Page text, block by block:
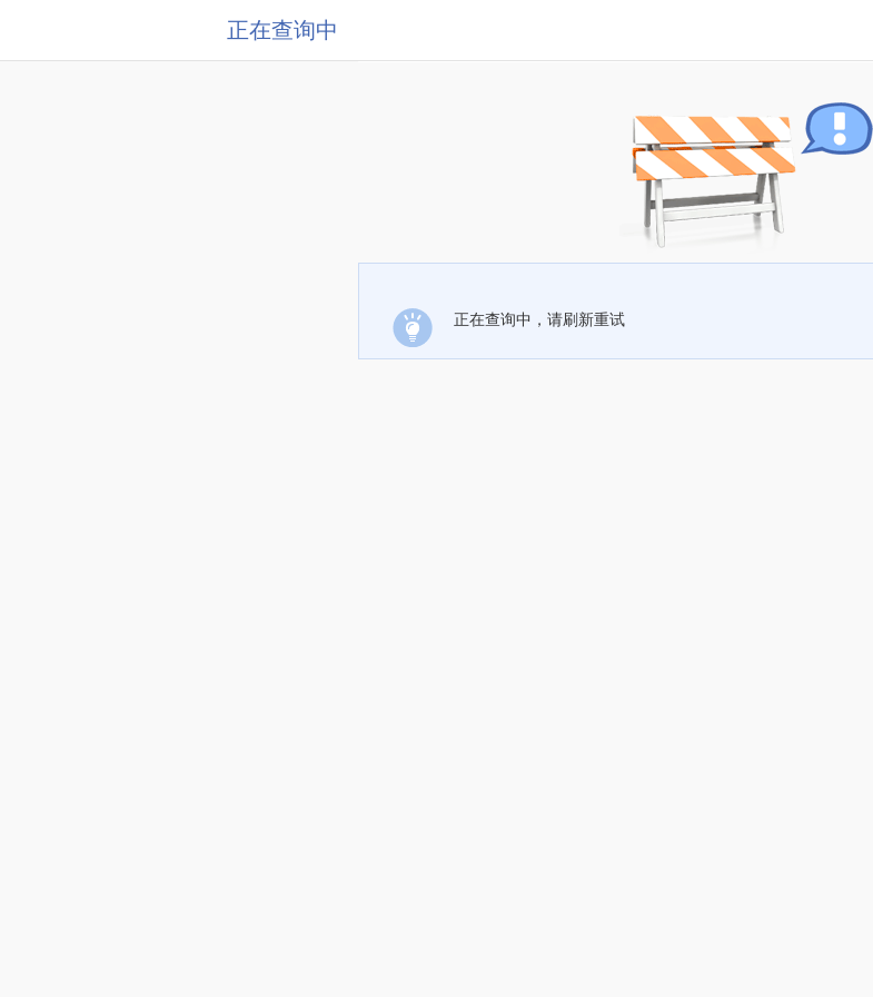
正在查询中
正在查询中，请刷新重试